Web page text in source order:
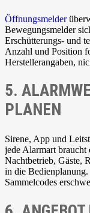
Öffnungsmelder
Bewegungsmelder
Erschütterungs- und
Anzahl und Position
Herstellerangaben,
5.
PLANEN
Sirene, App und
jede Alarmart braucht
Nachtbetrieb, Gäste,
in die
Sammelcodes